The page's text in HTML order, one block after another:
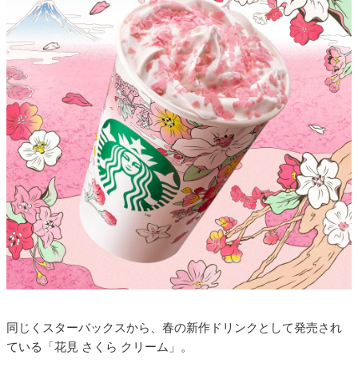
同じくスターバックスから、春の新作ドリンクとして発売され
ている「花見 さくら クリーム」。